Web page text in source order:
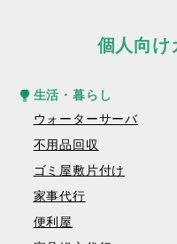
個人向け
生活・暮らし
ウォーターサーバ
不用品回収
ゴミ屋敷片付け
家事代行
便利屋